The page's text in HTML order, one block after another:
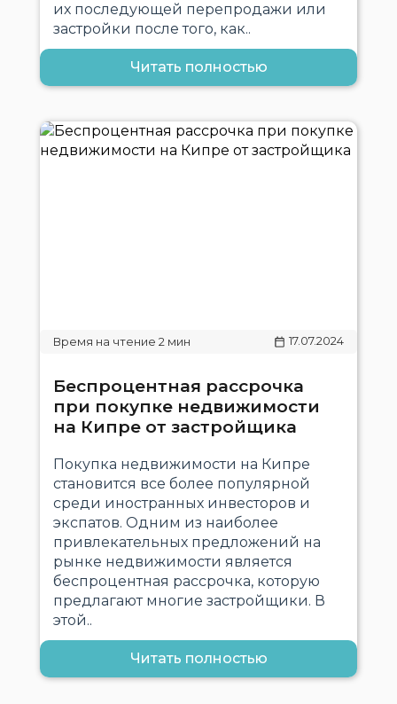
их последующей перепродажи или
застройки после того, как..
Читать полностью
17.07.2024
Беспроцентная рассрочка
при покупке недвижимости
на Кипре от застройщика
Покупка недвижимости на Кипре
становится все более популярной
среди иностранных инвесторов и
экспатов. Одним из наиболее
привлекательных предложений на
рынке недвижимости является
беспроцентная рассрочка, которую
предлагают многие застройщики. В
этой..
Читать полностью